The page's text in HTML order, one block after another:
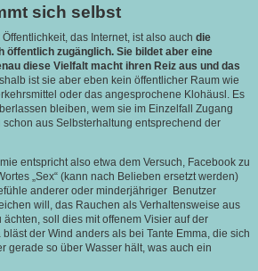
sich selbst
das Internet, ist also auch die
zugänglich. Sie bildet aber eine
diese Vielfalt macht ihren Reiz aus und das
ist sie aber eben kein öffentlicher Raum wie
oder das angesprochene Klohäusl. Es
bleiben, wem sie im Einzelfall Zugang
aus Selbsterhaltung entsprechend der
entspricht also etwa dem Versuch, Facebook zu
„Sex“ (kann nach Belieben ersetzt werden)
anderer oder minderjähriger Benutzer
will, das Rauchen als Verhaltensweise aus
soll dies mit offenem Visier auf der
der Wind anders als bei Tante Emma, die sich
gerade so über Wasser hält, was auch ein